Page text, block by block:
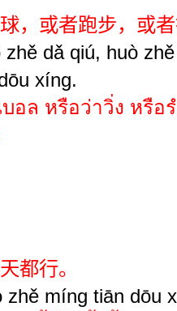
，或者跑步，或
zhě dǎ qiú, huò
xíng.
บอล หรือว่าวิ่ง หรื
都行。
zhě míng tiān dōu